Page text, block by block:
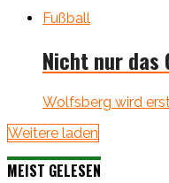
Fußball
Nicht nur das
Wolfsberg wird
Weitere laden
MEIST GELESEN